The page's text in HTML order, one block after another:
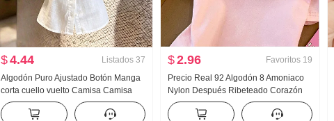
$4.44 Listados 37
Algodón Puro Ajustado Botón Manga
corta cuello vuelto Camisa Camisa
Mujer 2026 Verano Avanzado Sentido
Luz Lujo Suave Viento Top
$2.96 Favoritos 19
Precio Real 92 Algodón 8 Amoniaco
Nylon Después Ribeteado Corazón
Bordado Dulce Corto Cuello polo
Camiseta Ajustado Petite Moda